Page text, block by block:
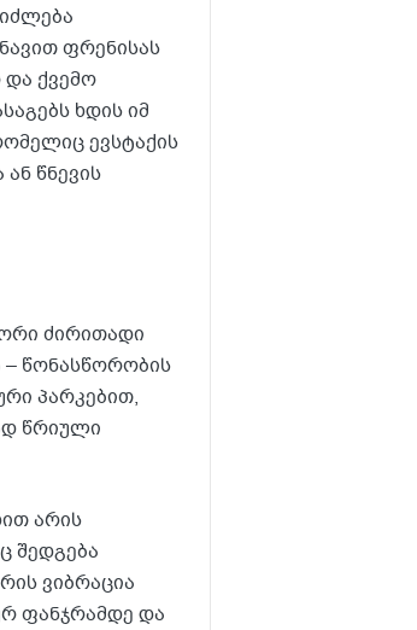
ფრენისას
და ქვემო
ხდის იმ
ევსტაქის
წნევის
ძირითადი
– წონასწორობის
პარკებით,
წრიული
არის
შედგება
ვიბრაცია
ფანჯრამდე და